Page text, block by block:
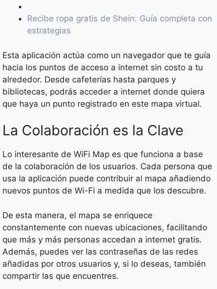
Recibe ropa gratis de Shein: Guía completa con
estrategias
Esta aplicación actúa como un navegador que te guía
hacia los puntos de acceso a internet sin costo a tu
alrededor. Desde cafeterías hasta parques y
bibliotecas, podrás acceder a internet donde quiera
que haya un punto registrado en este mapa virtual.
La Colaboración es la Clave
Lo interesante de WiFi Map es que funciona a base
de la colaboración de los usuarios. Cada persona que
usa la aplicación puede contribuir al mapa añadiendo
nuevos puntos de Wi-Fi a medida que los descubre.
De esta manera, el mapa se enriquece
constantemente con nuevas ubicaciones, facilitando
que más y más personas accedan a internet gratis.
Además, puedes ver las contraseñas de las redes
añadidas por otros usuarios y, si lo deseas, también
compartir las que encuentres.